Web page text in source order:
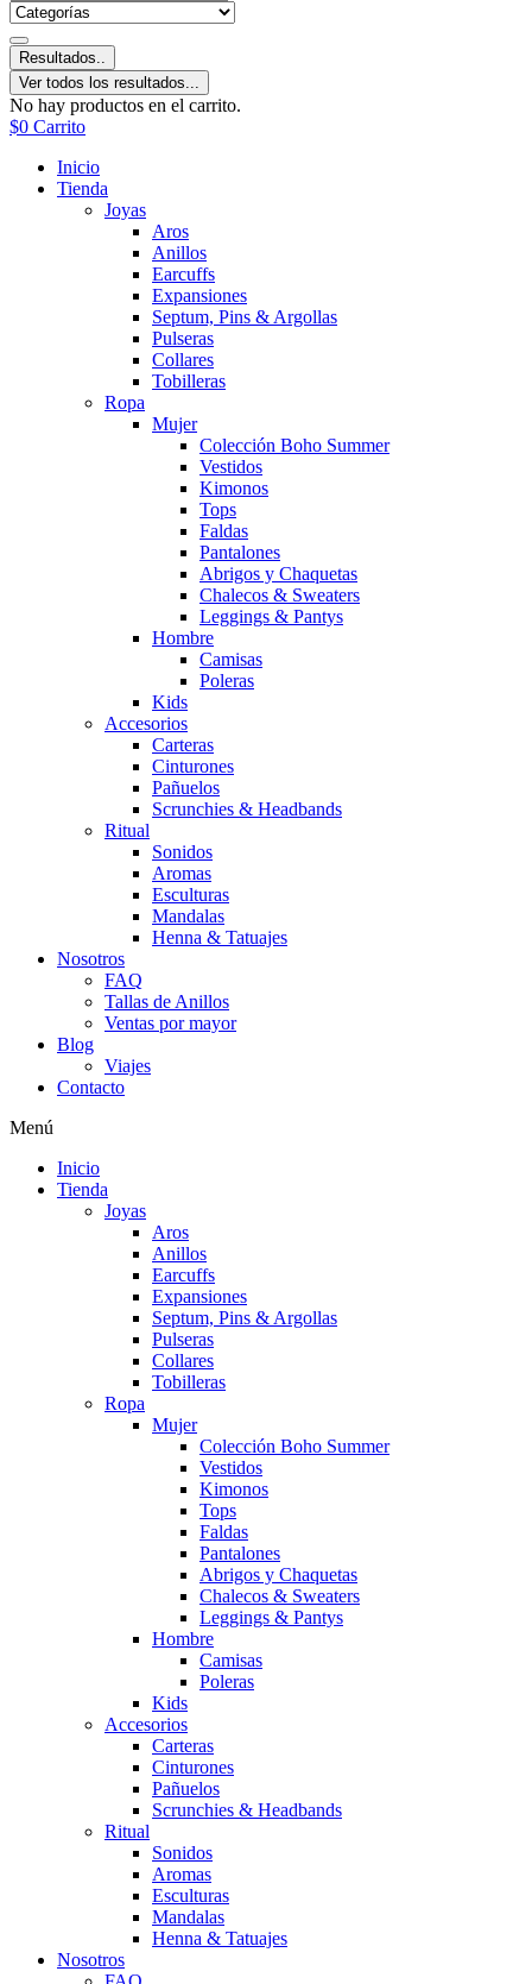
Resultados..
Ver todos los resultados...
No hay productos en el carrito.
$0 Carrito
Inicio
Tienda
Joyas
Aros
Anillos
Earcuffs
Expansiones
Septum, Pins & Argollas
Pulseras
Collares
Tobilleras
Ropa
Mujer
Colección Boho Summer
Vestidos
Kimonos
Tops
Faldas
Pantalones
Abrigos y Chaquetas
Chalecos & Sweaters
Leggings & Pantys
Hombre
Camisas
Poleras
Kids
Accesorios
Carteras
Cinturones
Pañuelos
Scrunchies & Headbands
Ritual
Sonidos
Aromas
Esculturas
Mandalas
Henna & Tatuajes
Nosotros
FAQ
Tallas de Anillos
Ventas por mayor
Blog
Viajes
Contacto
Menú
Inicio
Tienda
Joyas
Aros
Anillos
Earcuffs
Expansiones
Septum, Pins & Argollas
Pulseras
Collares
Tobilleras
Ropa
Mujer
Colección Boho Summer
Vestidos
Kimonos
Tops
Faldas
Pantalones
Abrigos y Chaquetas
Chalecos & Sweaters
Leggings & Pantys
Hombre
Camisas
Poleras
Kids
Accesorios
Carteras
Cinturones
Pañuelos
Scrunchies & Headbands
Ritual
Sonidos
Aromas
Esculturas
Mandalas
Henna & Tatuajes
Nosotros